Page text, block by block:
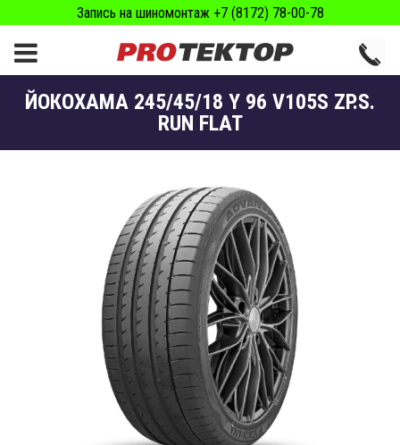
Запись на шиномонтаж +7 (8172) 78-00-78
ЙОКОХАМА 245/45/18 Y 96 V105S ZP.S.
RUN FLAT